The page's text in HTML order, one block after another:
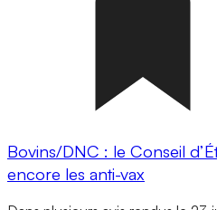
Bovins/DNC : le Conseil
encore les anti-vax